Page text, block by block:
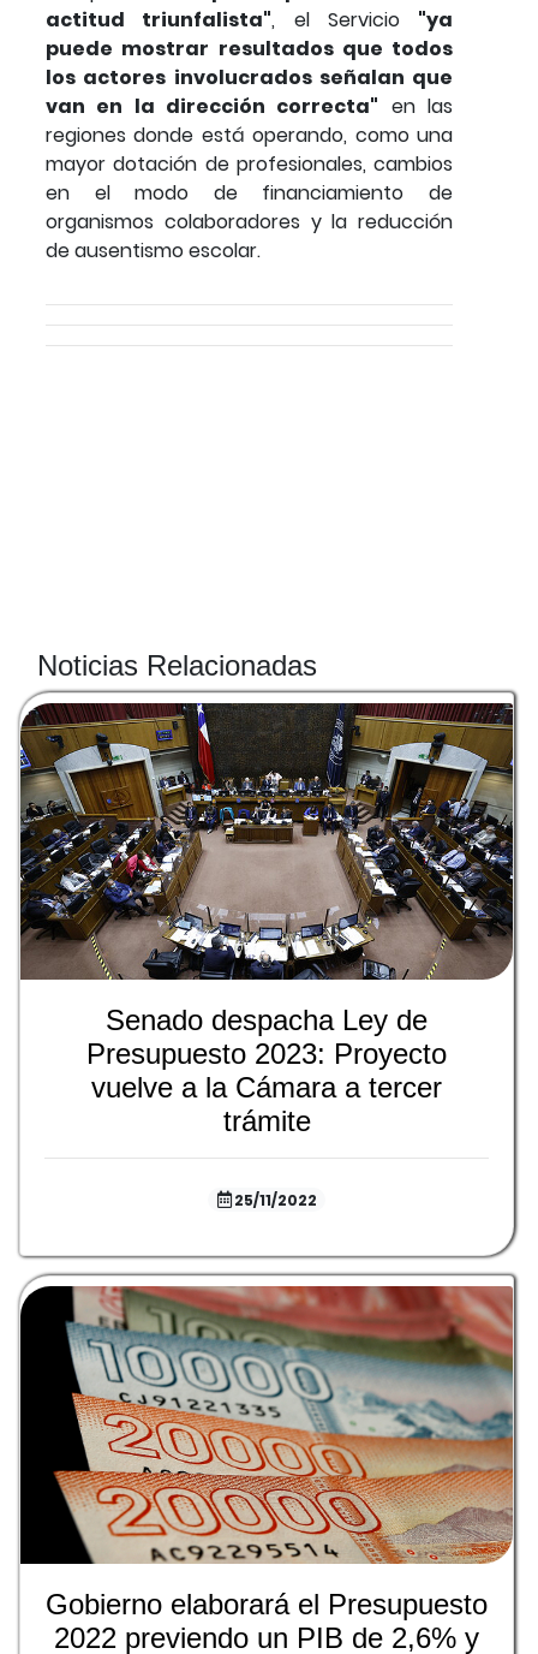
actitud triunfalista", el Servicio "ya
puede mostrar resultados que todos
los actores involucrados señalan que
van en la dirección correcta" en las
regiones donde está operando, como una
mayor dotación de profesionales, cambios
en el modo de financiamiento de
organismos colaboradores y la reducción
de ausentismo escolar.
Noticias Relacionadas
Senado despacha Ley de
Presupuesto 2023: Proyecto
vuelve a la Cámara a tercer
trámite
25/11/2022
Gobierno elaborará el Presupuesto
2022 previendo un PIB de 2,6% y